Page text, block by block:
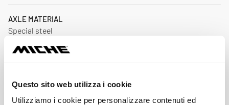
Questo sito web utilizza i cookie
Utilizziamo i cookie per personalizzare contenuti ed
AXLE MATERIAL
Special steel
INCLUDED ACCESSORIES